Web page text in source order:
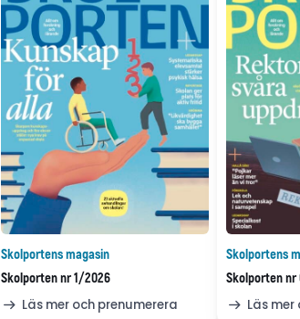
Skolportens magasin
Skolporten nr 1/2026
Läs mer och prenumerera
Skolportens
Skolporten
Läs